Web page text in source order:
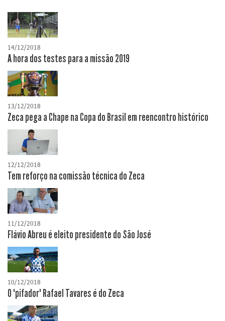
14/12/2018
A hora dos testes para a missão 2019
13/12/2018
Zeca pega a Chape na Copa do Brasil em reencontro histórico
12/12/2018
Tem reforço na comissão técnica do Zeca
11/12/2018
Flávio Abreu é eleito presidente do São José
10/12/2018
O "pifador" Rafael Tavares é do Zeca